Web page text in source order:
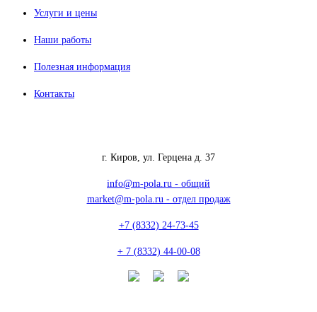
Услуги и цены
Наши работы
Полезная информация
Контакты
г. Киров, ул. Герцена д. 37
info@m-pola.ru - общий
market@m-pola.ru - отдел продаж
+7 (8332) 24-73-45
+ 7 (8332) 44-00-08